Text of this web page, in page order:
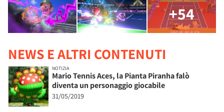
+54
NEWS E ALTRI CONTENUTI
NOTIZIA
Mario Tennis Aces, la Pianta Piranha falò
diventa un personaggio giocabile
31/05/2019